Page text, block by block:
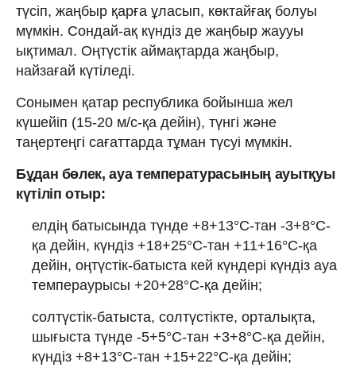
түсіп, жаңбыр қарға ұласып, көктайғақ болуы
мүмкін. Сондай-ақ күндіз де жаңбыр жаууы
ықтимал. Оңтүстік аймақтарда жаңбыр,
найзағай күтіледі.
Сонымен қатар республика бойынша жел
күшейіп (15-20 м/с-қа дейін), түнгі және
таңертеңгі сағаттарда тұман түсуі мүмкін.
Бұдан бөлек, ауа температурасының ауытқуы
күтіліп отыр:
елдің батысында түнде +8+13°С-тан -3+8°С-
қа дейін, күндіз +18+25°С-тан +11+16°С-қа
дейін, оңтүстік-батыста кей күндері күндіз ауа
темпераурысы +20+28°С-қа дейін;
солтүстік-батыста, солтүстікте, орталықта,
шығыста түнде -5+5°С-тан +3+8°С-қа дейін,
күндіз +8+13°С-тан +15+22°С-қа дейін;